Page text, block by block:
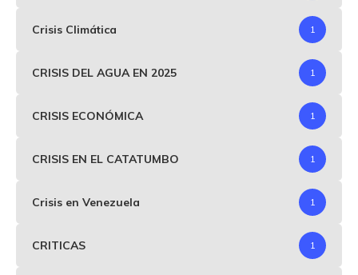
Crisis Climática 1
CRISIS DEL AGUA EN 2025 1
CRISIS ECONÓMICA 1
CRISIS EN EL CATATUMBO 1
Crisis en Venezuela 1
CRITICAS 1